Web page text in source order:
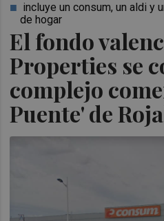
El fondo
Properties se
complejo
Puente' de
incluye un consum, un aldi y
de hogar